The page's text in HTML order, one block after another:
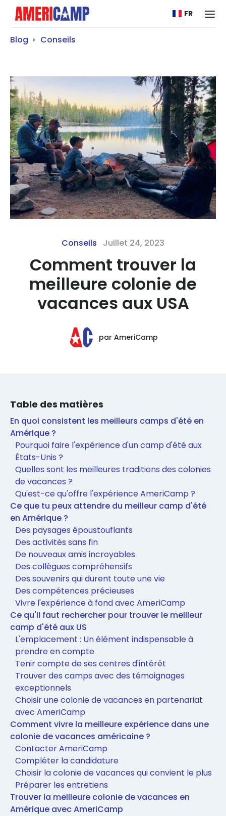
FR
Blog Conseils
Conseils Juillet 24, 2023
Comment trouver la
meilleure colonie de
vacances aux USA
par AmeriCamp
Table des matières
En quoi consistent les meilleurs camps d'été en
Amérique ?
Pourquoi faire l'expérience d'un camp d'été aux
États-Unis ?
Quelles sont les meilleures traditions des colonies
de vacances ?
Qu'est-ce qu'offre l'expérience AmeriCamp ?
Ce que tu peux attendre du meilleur camp d'été
en Amérique ?
Des paysages époustouflants
Des activités sans fin
De nouveaux amis incroyables
Des collègues compréhensifs
Des souvenirs qui durent toute une vie
Des compétences précieuses
Vivre l'expérience à fond avec AmeriCamp
Ce qu'il faut rechercher pour trouver le meilleur
camp d'été aux US
L'emplacement : Un élément indispensable à
prendre en compte
Tenir compte de ses centres d'intérêt
Trouver des camps avec des témoignages
exceptionnels
Choisir une colonie de vacances en partenariat
avec AmeriCamp
Comment vivre la meilleure expérience dans une
colonie de vacances américaine ?
Contacter AmeriCamp
Compléter la candidature
Choisir la colonie de vacances qui convient le plus
Préparer les entretiens
Trouver la meilleure colonie de vacances en
Amérique avec AmeriCamp